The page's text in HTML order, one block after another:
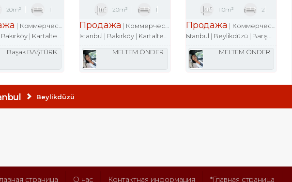
Магазин
20m² 1
Коммерческая недвижимость
Магазин
Bakırköy Kartaltepe Mah.
Başak BAŞTÜRK
20m² 1
Продажа Коммерческая недвижимость
Магазин
Istanbul
Bakırköy Kartaltepe Mah.
MELTEM ÖNDER
110m² 2
Продажа
Коммерческая недвижимость
Istanbul
Beylikdüzü Barış Mah.
MELTEM ÖNDER
Beylikdüzü
страница О нас Контактная информация *Главная страница